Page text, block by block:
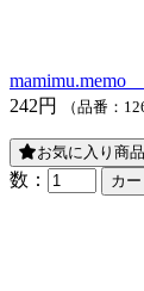
242円
（品番：
お気に入り商
数：